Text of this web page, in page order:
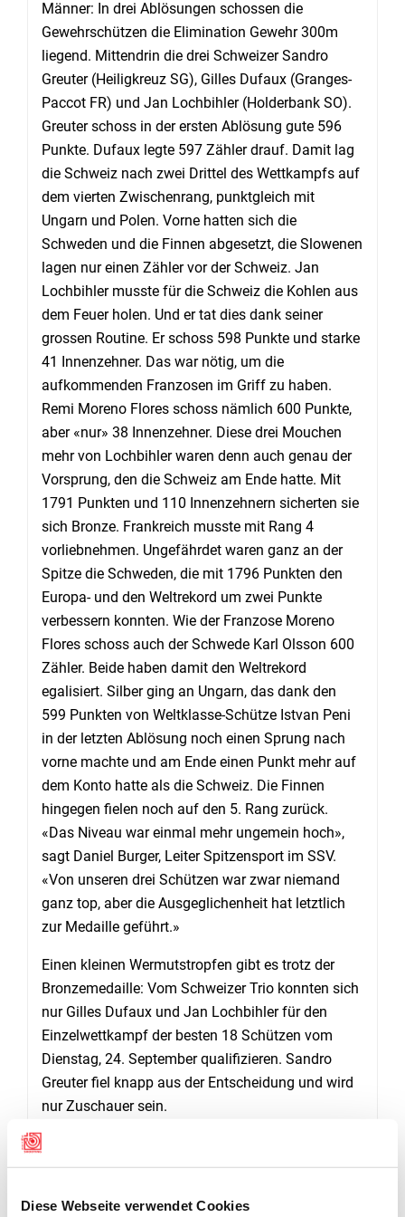
Diese Webseite verwendet Cookies
Männer: In drei Ablösungen schossen die
Gewehrschützen die Elimination Gewehr 300m
liegend. Mittendrin die drei Schweizer Sandro
Greuter (Heiligkreuz SG), Gilles Dufaux (Granges-
Paccot FR) und Jan Lochbihler (Holderbank SO).
Greuter schoss in der ersten Ablösung gute 596
Punkte. Dufaux legte 597 Zähler drauf. Damit lag
die Schweiz nach zwei Drittel des Wettkampfs auf
dem vierten Zwischenrang, punktgleich mit
Ungarn und Polen. Vorne hatten sich die
Schweden und die Finnen abgesetzt, die Slowenen
lagen nur einen Zähler vor der Schweiz. Jan
Lochbihler musste für die Schweiz die Kohlen aus
dem Feuer holen. Und er tat dies dank seiner
grossen Routine. Er schoss 598 Punkte und starke
41 Innenzehner. Das war nötig, um die
aufkommenden Franzosen im Griff zu haben.
Remi Moreno Flores schoss nämlich 600 Punkte,
aber «nur» 38 Innenzehner. Diese drei Mouchen
mehr von Lochbihler waren denn auch genau der
Vorsprung, den die Schweiz am Ende hatte. Mit
1791 Punkten und 110 Innenzehnern sicherten sie
sich Bronze. Frankreich musste mit Rang 4
vorliebnehmen. Ungefährdet waren ganz an der
Spitze die Schweden, die mit 1796 Punkten den
Europa- und den Weltrekord um zwei Punkte
verbessern konnten. Wie der Franzose Moreno
Flores schoss auch der Schwede Karl Olsson 600
Zähler. Beide haben damit den Weltrekord
egalisiert. Silber ging an Ungarn, das dank den
599 Punkten von Weltklasse-Schütze Istvan Peni
in der letzten Ablösung noch einen Sprung nach
vorne machte und am Ende einen Punkt mehr auf
dem Konto hatte als die Schweiz. Die Finnen
hingegen fielen noch auf den 5. Rang zurück.
«Das Niveau war einmal mehr ungemein hoch»,
sagt Daniel Burger, Leiter Spitzensport im SSV.
«Von unseren drei Schützen war zwar niemand
ganz top, aber die Ausgeglichenheit hat letztlich
zur Medaille geführt.»
Einen kleinen Wermutstropfen gibt es trotz der
Bronzemedaille: Vom Schweizer Trio konnten sich
nur Gilles Dufaux und Jan Lochbihler für den
Einzelwettkampf der besten 18 Schützen vom
Dienstag, 24. September qualifizieren. Sandro
Greuter fiel knapp aus der Entscheidung und wird
nur Zuschauer sein.